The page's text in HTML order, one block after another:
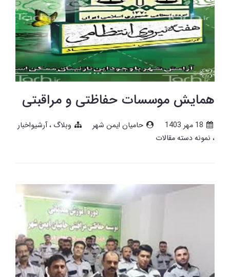
همایش موسسات حفاظتی و مراقبتی
18 مهر 1403 حامیان ایمن شهر وبلاگ آرشیواخبار
نمونه دسته مقالات